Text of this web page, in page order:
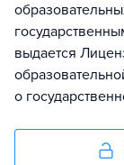
выдается
о